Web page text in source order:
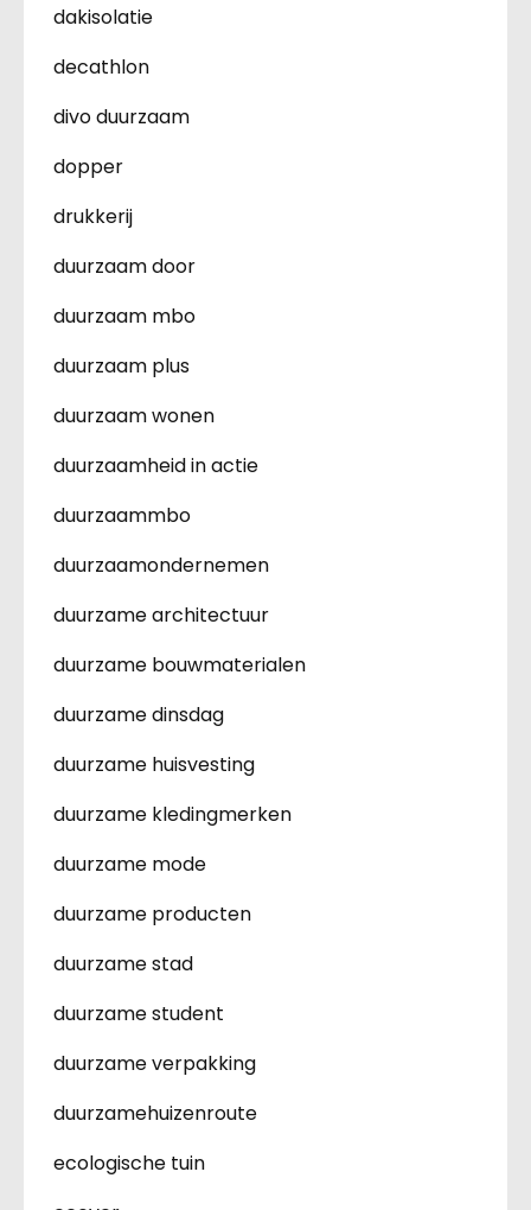
dakisolatie
decathlon
divo duurzaam
dopper
drukkerij
duurzaam door
duurzaam mbo
duurzaam plus
duurzaam wonen
duurzaamheid in actie
duurzaammbo
duurzaamondernemen
duurzame architectuur
duurzame bouwmaterialen
duurzame dinsdag
duurzame huisvesting
duurzame kledingmerken
duurzame mode
duurzame producten
duurzame stad
duurzame student
duurzame verpakking
duurzamehuizenroute
ecologische tuin